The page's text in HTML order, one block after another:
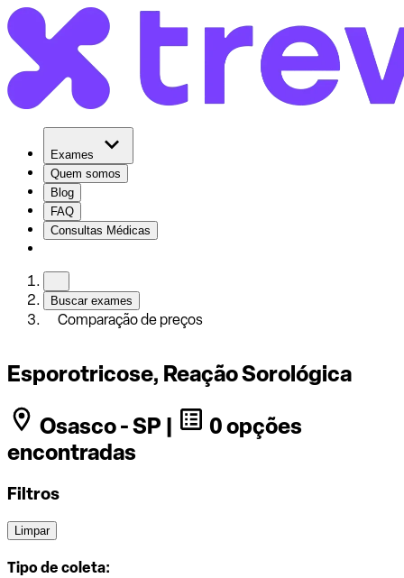
Exames
Quem somos
Blog
FAQ
Consultas Médicas
Buscar exames
Comparação de preços
Esporotricose, Reação Sorológica
Osasco - SP |
0 opções
encontradas
Filtros
Limpar
Tipo de coleta: